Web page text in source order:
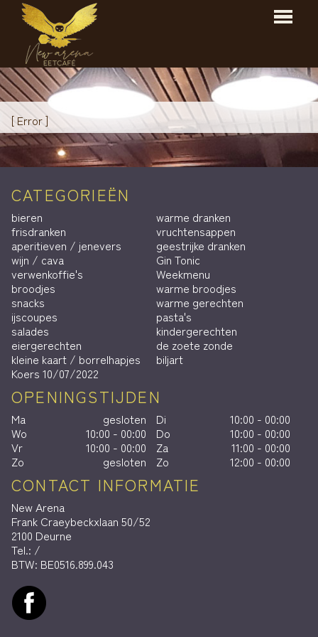
HOME
MENU
CONTACT
[ Error ]
CATEGORIEËN
bieren
warme dranken
frisdranken
vruchtensappen
aperitieven / jenevers
geestrijke dranken
wijn / cava
Gin Tonic
verwenkoffie's
Weekmenu
broodjes
warme broodjes
snacks
warme gerechten
ijscoupes
pasta's
salades
kindergerechten
eiergerechten
de zoete zonde
kleine kaart / borrelhapjes
biljart
Koers 10/07/2022
OPENINGSTIJDEN
Ma gesloten Di
10:00 - 00:00
Wo
10:00 - 00:00 Do
10:00 - 00:00
Vr
10:00 - 00:00 Za
11:00 - 00:00
Zo
gesloten Zo 12:00 - 00:00
CONTACT INFORMATIE
New Arena
Frank Craeybeckxlaan 50/52
2100 Deurne
Tel.: /
BTW: BE0516.899.043